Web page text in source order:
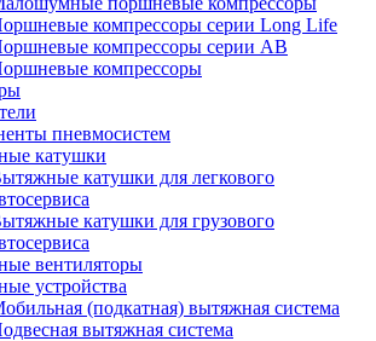
компрессоры серии Long Life
компрессоры серии AB
компрессоры
пневмосистем
катушки
катушки для легкового
катушки для грузового
вентиляторы
устройства
(подкатная) вытяжная система
вытяжная система